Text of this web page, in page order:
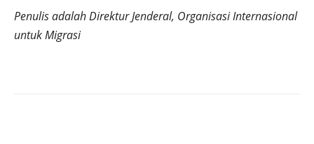
Penulis adalah Direktur Jenderal, Organisasi Internasional
untuk Migrasi